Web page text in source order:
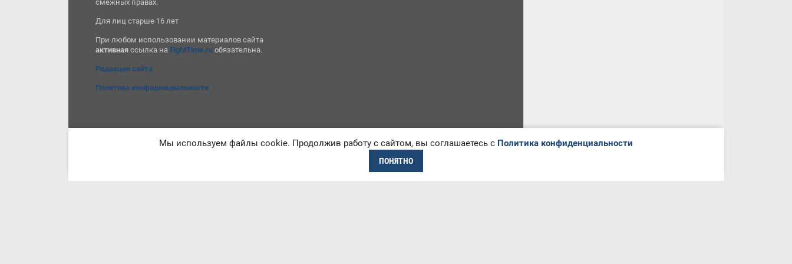
смежных правах.
Для лиц старше 16 лет
При любом использовании материалов сайта
активная ссылка на FightTime.ru обязательна.
Редакция сайта
Политика конфиденциальности
Мы используем файлы cookie. Продолжив работу с сайтом, вы соглашаетесь с Политика конфиденциальности
ПОНЯТНО